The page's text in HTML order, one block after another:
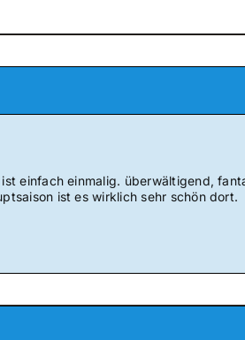
einfach einmalig. überwältigend,
ist es wirklich sehr schön dort.